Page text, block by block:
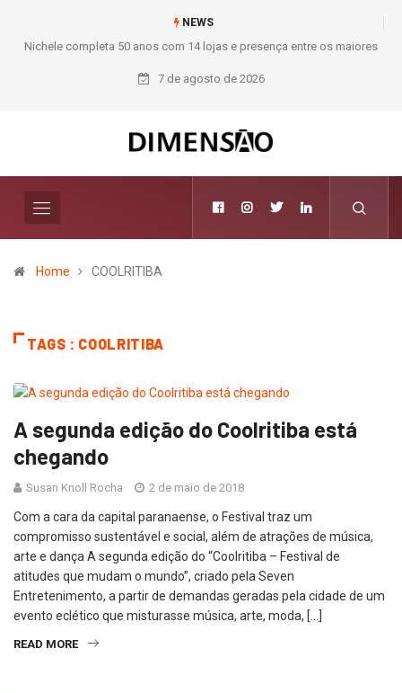
NEWS
Nichele completa 50 anos com 14 lojas e presença entre os maiores
varejistas de materiais de construção do Brasil
7 de agosto de 2026
Home COOLRITIBA
TAGS : COOLRITIBA
A segunda edição do Coolritiba está
chegando
Susan Knoll Rocha 2 de maio de 2018
Com a cara da capital paranaense, o Festival traz um
compromisso sustentável e social, além de atrações de música,
arte e dança A segunda edição do “Coolritiba – Festival de
atitudes que mudam o mundo”, criado pela Seven
Entretenimento, a partir de demandas geradas pela cidade de um
evento eclético que misturasse música, arte, moda, […]
READ MORE